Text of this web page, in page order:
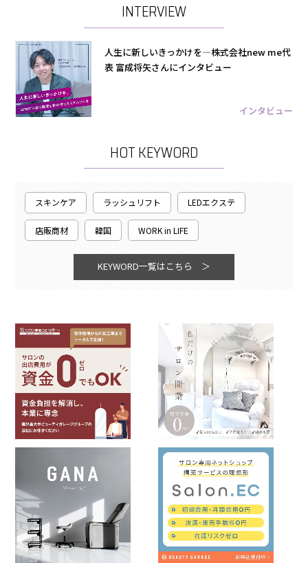
INTERVIEW
人生に新しいきっかけを―株式会社new me代
表 富成将矢さんにインタビュー
インタビュー
HOT KEYWORD
スキンケア ラッシュリフト LEDエクステ
店販商材 韓国 WORK in LIFE
KEYWORD一覧はこちら